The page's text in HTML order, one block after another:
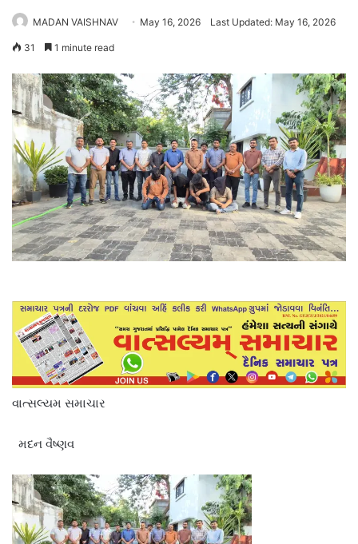
MADAN VAISHNAV May 16, 2026 Last Updated: May 16, 2026
31 1 minute read
વાત્સલ્યમ સમાચાર
મદન વૈષ્ણવ